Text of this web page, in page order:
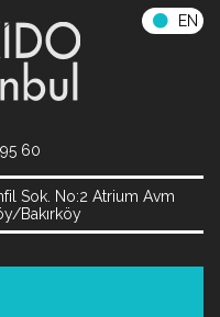
60
Sok. No:2 Atrium Avm
Bakırköy
EN